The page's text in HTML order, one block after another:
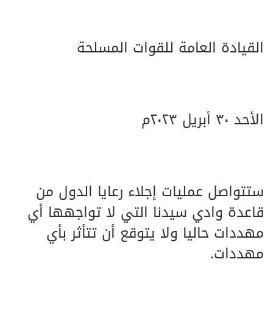
القيادة العامة للقوات المسلحة
الأحد ٣٠ أبريل ٢٠٢٣م
ستتواصل عمليات إجلاء رعايا الدول من
قاعدة وادي سيدنا التي لا تواجهها أي
مهددات حاليا ولا يتوقع أن تتأثر بأي
مهددات.